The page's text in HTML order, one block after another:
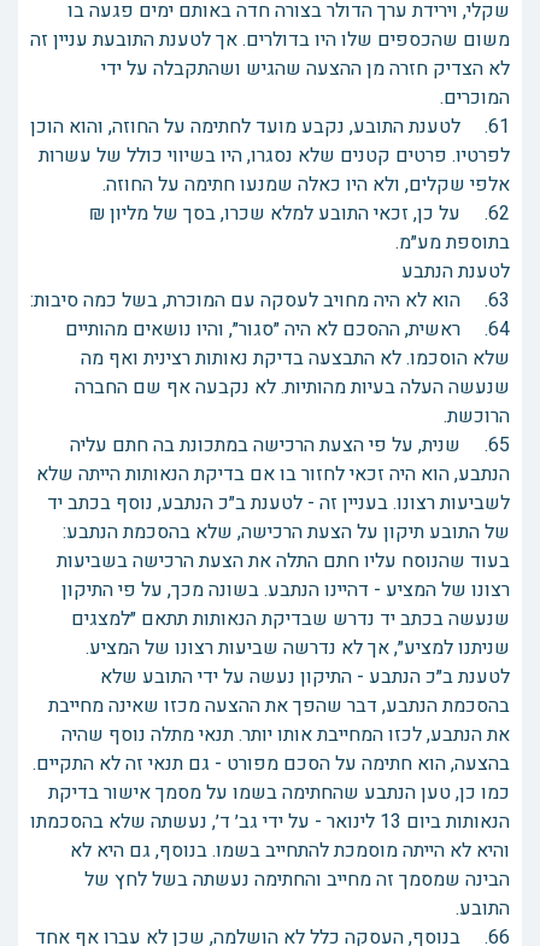
שקלי, וירידת ערך הדולר בצורה חדה באותם ימים פגעה בו
משום שהכספים שלו היו בדולרים. אך לטענת התובעת עניין זה
לא הצדיק חזרה מן ההצעה שהגיש ושהתקבלה על ידי
המוכרים.
61. לטענת התובע, נקבע מועד לחתימה על החוזה, והוא הוכן
לפרטיו. פרטים קטנים שלא נסגרו, היו בשיווי כולל של עשרות
אלפי שקלים, ולא היו כאלה שמנעו חתימה על החוזה.
62. על כן, זכאי התובע למלא שכרו, בסך של מליון ₪
בתוספת מע״מ.
לטענת הנתבע
63. הוא לא היה מחויב לעסקה עם המוכרת, בשל כמה סיבות:
64. ראשית, ההסכם לא היה ״סגור״, והיו נושאים מהותיים
שלא הוסכמו. לא התבצעה בדיקת נאותות רצינית ואף מה
שנעשה העלה בעיות מהותיות. לא נקבעה אף שם החברה
הרוכשת.
65. שנית, על פי הצעת הרכישה במתכונת בה חתם עליה
הנתבע, הוא היה זכאי לחזור בו אם בדיקת הנאותות הייתה שלא
לשביעות רצונו. בעניין זה - לטענת ב״כ הנתבע, נוסף בכתב יד
של התובע תיקון על הצעת הרכישה, שלא בהסכמת הנתבע:
בעוד שהנוסח עליו חתם התלה את הצעת הרכישה בשביעות
רצונו של המציע - דהיינו הנתבע. בשונה מכך, על פי התיקון
שנעשה בכתב יד נדרש שבדיקת הנאותות תתאם ״למצגים
שניתנו למציע״, אך לא נדרשה שביעות רצונו של המציע.
לטענת ב״כ הנתבע - התיקון נעשה על ידי התובע שלא
בהסכמת הנתבע, דבר שהפך את ההצעה מכזו שאינה מחייבת
את הנתבע, לכזו המחייבת אותו יותר. תנאי מתלה נוסף שהיה
בהצעה, הוא חתימה על הסכם מפורט - גם תנאי זה לא התקיים.
כמו כן, טען הנתבע שהחתימה בשמו על מסמך אישור בדיקת
הנאותות ביום 13 לינואר - על ידי גב׳ ד׳, נעשתה שלא בהסכמתו
והיא לא הייתה מוסמכת להתחייב בשמו. בנוסף, גם היא לא
הבינה שמסמך זה מחייב והחתימה נעשתה בשל לחץ של
התובע.
66. בנוסף, העסקה כלל לא הושלמה, שכן לא עברו אף אחד